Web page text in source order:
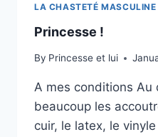
LA CHASTETÉ MASCULINE
Princesse !
By Princesse et lui
A mes conditions Au
beaucoup les
cuir, le latex, le